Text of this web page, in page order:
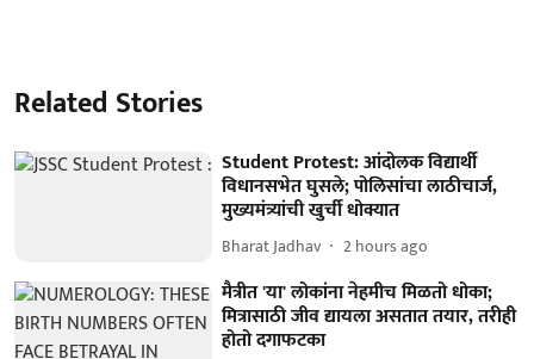
Related Stories
Student Protest: आंदोलक विद्यार्थी
विधानसभेत घुसले; पोलिसांचा लाठीचार्ज,
मुख्यमंत्र्यांची खुर्ची धोक्यात
Bharat Jadhav 2 hours ago
मैत्रीत 'या' लोकांना नेहमीच मिळतो धोका;
मित्रासाठी जीव द्यायला असतात तयार, तरीही
होतो दगाफटका